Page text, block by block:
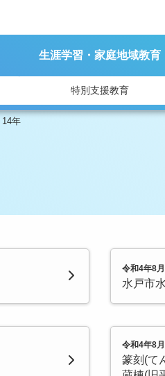
生涯学習・家庭地域教育
特別支援教育
14年
令和4年8
水戸市
令和4年8
篆刻(て